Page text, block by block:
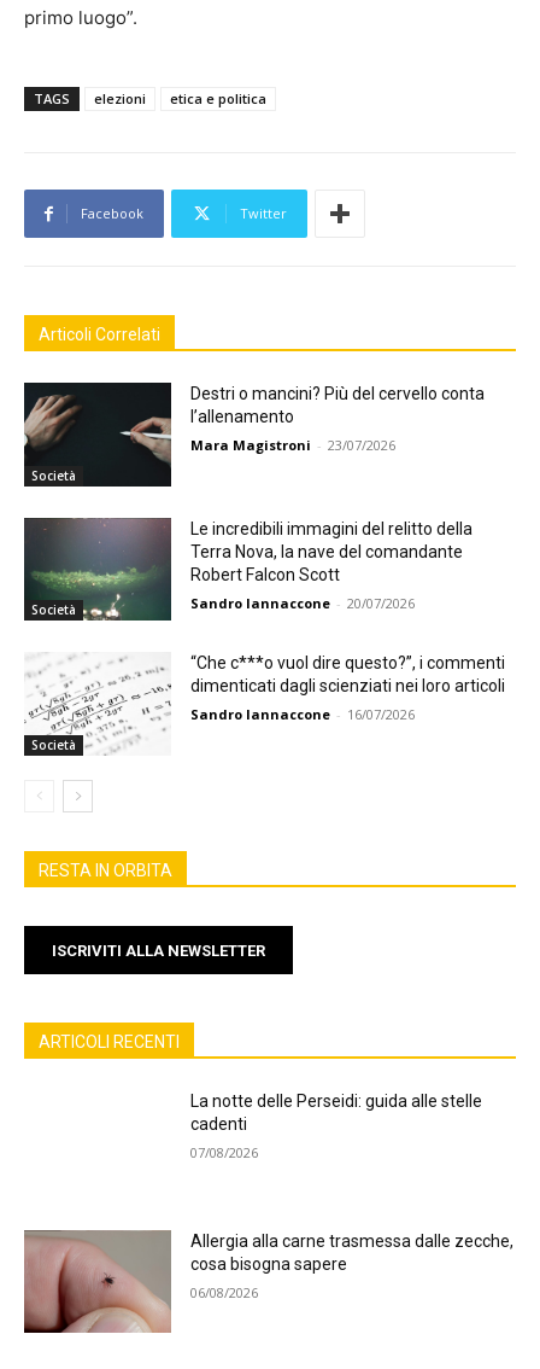
primo luogo”.
TAGS elezioni etica e politica
Facebook Twitter
Articoli Correlati
Società
Destri o mancini? Più del cervello conta
l’allenamento
Mara Magistroni - 23/07/2026
Società
Le incredibili immagini del relitto della
Terra Nova, la nave del comandante
Robert Falcon Scott
Sandro Iannaccone - 20/07/2026
Società
“Che c***o vuol dire questo?”, i commenti
dimenticati dagli scienziati nei loro articoli
Sandro Iannaccone - 16/07/2026
RESTA IN ORBITA
ISCRIVITI ALLA NEWSLETTER
ARTICOLI RECENTI
La notte delle Perseidi: guida alle stelle
cadenti
07/08/2026
Allergia alla carne trasmessa dalle zecche,
cosa bisogna sapere
06/08/2026